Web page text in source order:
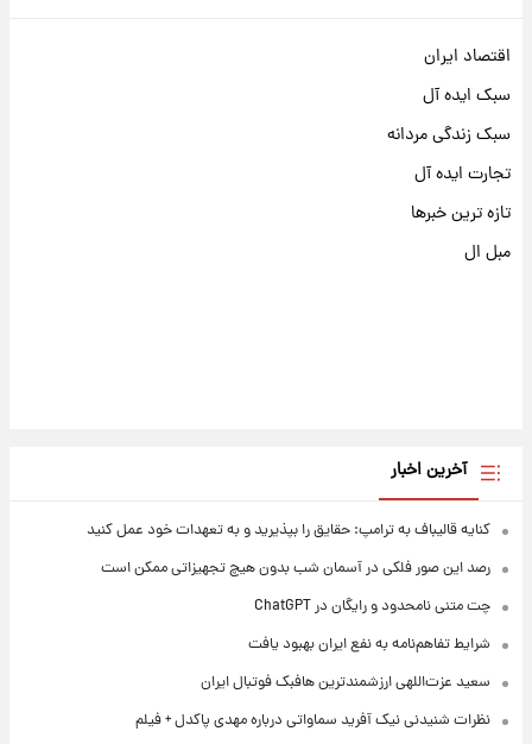
اقتصاد ایران
سبک ایده آل
سبک زندگی مردانه
تجارت ایده آل
تازه ترین خبرها
مبل ال
آخرین اخبار
کنایه قالیباف به ترامپ: حقایق را بپذیرید و به تعهدات خود عمل کنید
رصد این صور فلکی در آسمان شب بدون هیچ تجهیزاتی ممکن است
چت متنی نامحدود و رایگان در ChatGPT
شرایط تفاهم‌نامه به نفع ایران بهبود یافت
سعید عزت‌اللهی ارزشمندترین هافبک فوتبال ایران
نظرات شنیدنی نیک آفرید سماواتی درباره مهدی پاکدل + فیلم